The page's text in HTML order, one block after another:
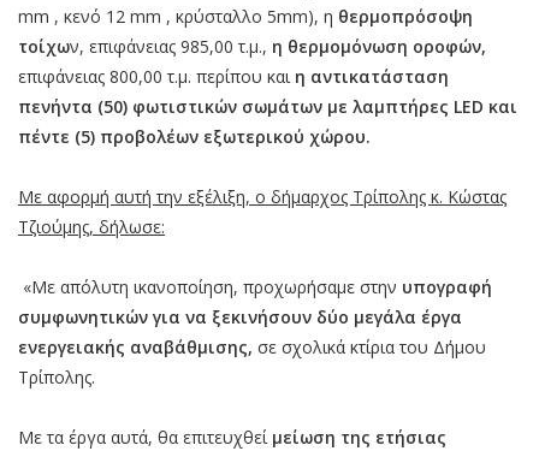
mm , κενό 12 mm , κρύσταλλο 5mm), η θερμοπρόσοψη
τοίχων, επιφάνειας 985,00 τ.μ., η θερμομόνωση οροφών,
επιφάνειας 800,00 τ.μ. περίπου και η αντικατάσταση
πενήντα (50) φωτιστικών σωμάτων με λαμπτήρες LED και
πέντε (5) προβολέων εξωτερικού χώρου.
Με αφορμή αυτή την εξέλιξη, ο δήμαρχος Τρίπολης κ. Κώστας
Τζιούμης, δήλωσε:
«Με απόλυτη ικανοποίηση, προχωρήσαμε στην υπογραφή
συμφωνητικών για να ξεκινήσουν δύο μεγάλα έργα
ενεργειακής αναβάθμισης, σε σχολικά κτίρια του Δήμου
Τρίπολης.
Με τα έργα αυτά, θα επιτευχθεί μείωση της ετήσιας